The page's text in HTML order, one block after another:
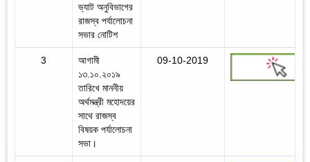
ভ্যাট অনুবিভাগের
রাজস্ব পর্যালোচনা
সভার নোটিশ
3
আগামী
১৩.১০.২০১৯
তারিখে মাননীয়
অর্থমন্ত্রী মহোদয়ের
সাথে রাজস্ব
বিষয়ক পর্যালোচনা
সভা।
09-10-2019